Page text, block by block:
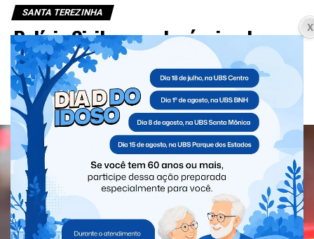
SANTA TEREZINHA
Polícia Civil apura denúncias de
cárcere privado e crimes sexuais
contra crianças e adolescentes em
Santa Terezinha de Itaipu